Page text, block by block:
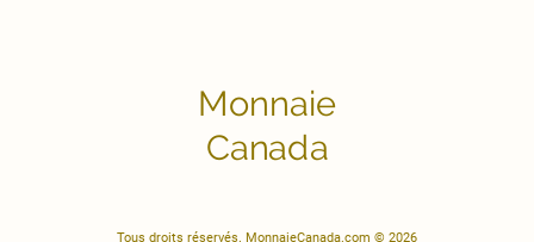
Monnaie
Canada
Tous droits réservés. MonnaieCanada.com © 2026